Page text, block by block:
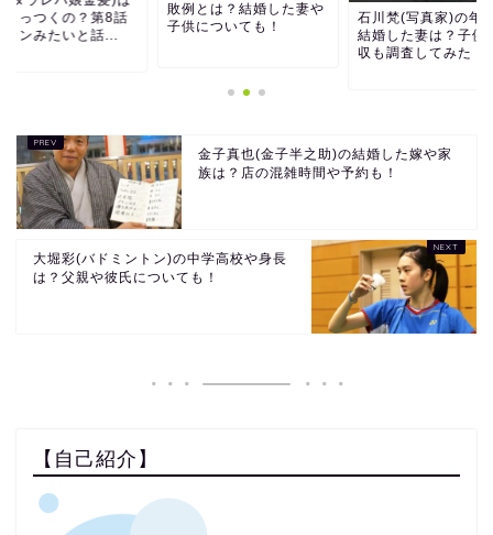
くっつくの？第8話
カンみたいと話...
敗例とは？結婚した妻や
子供についても！
石川梵(写真家)の年
結婚した妻は？子供
収も調査してみた！
金子真也(金子半之助)の結婚した嫁や家
族は？店の混雑時間や予約も！
大堀彩(バドミントン)の中学高校や身長
は？父親や彼氏についても！
【自己紹介】